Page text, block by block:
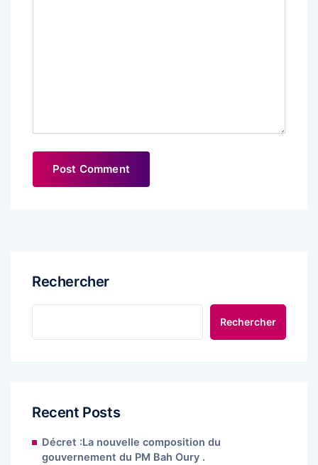
Rechercher
Rechercher
Recent Posts
Décret :La nouvelle composition du
gouvernement du PM Bah Oury .